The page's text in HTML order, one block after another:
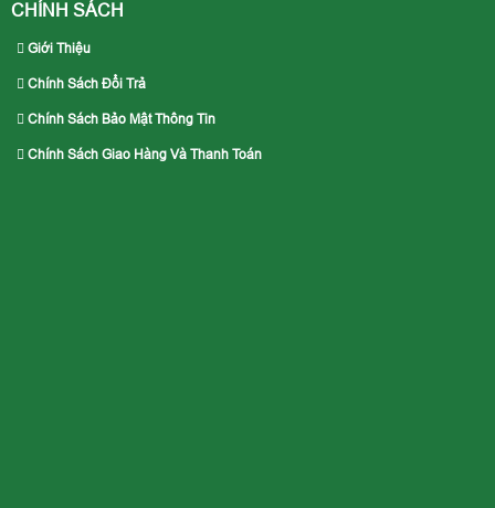
CHÍNH SÁCH
Giới Thiệu
Chính Sách Đổi Trả
Chính Sách Bảo Mật Thông Tin
Chính Sách Giao Hàng Và Thanh Toán